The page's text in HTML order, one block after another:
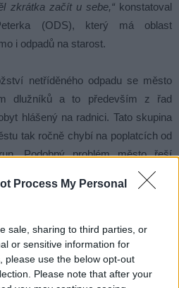
Process My Personal
sale, sharing to third parties, or
or sensitive information for
please use the below opt-out
Please note that after your
zkrátka začít u sebe,“konstatoval
(ODS), který má oblast
i odpadů na starost.
netříděného odpadu se město
dlužníků a to především z řad
hlášený na radnici. Tato skupina
tak ročně chybí na poplatcích od
Podobný problém město řeší
bydlí, tudíž tu i produkují
trvalé bydliště.